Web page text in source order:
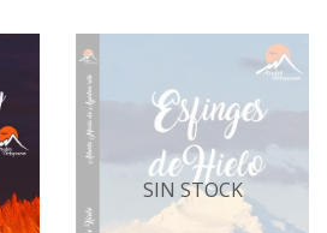
SIN STOCK